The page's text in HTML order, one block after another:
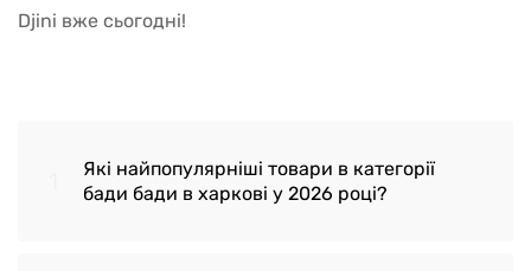
Djini вже сьогодні!
Які найпопулярніші товари в категорії
бади бади в харкові у 2026 році?